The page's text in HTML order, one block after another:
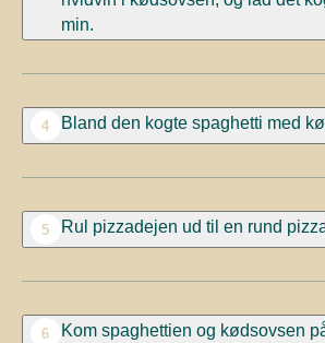
min.
4 Bland den kogte spaghetti med
5 Rul pizzadejen ud til en rund
6
Kom spaghettien og kødsovsen